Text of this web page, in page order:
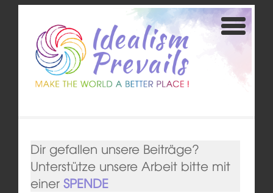
Dir gefallen unsere Beiträge?
Unterstütze unsere Arbeit bitte mit
einer SPENDE